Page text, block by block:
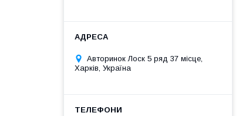
Авторинок Лоск 5 ряд 37 місце,
Харків, Україна